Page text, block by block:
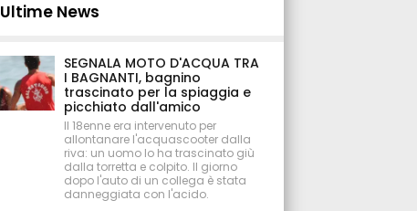
Ultime News
SEGNALA MOTO D'ACQUA TRA
I BAGNANTI, bagnino
trascinato per la spiaggia e
picchiato dall'amico
Il 18enne era intervenuto per
allontanare l'acquascooter dalla
riva: un uomo lo ha trascinato giù
dalla torretta e colpito. Il giorno
dopo l'auto di un collega è stata
danneggiata con l'acido.